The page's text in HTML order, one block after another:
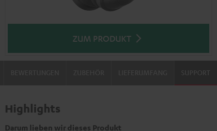
ZUM PRODUKT
SUPPORT
Highlights
Darum lieben wir dieses Produkt